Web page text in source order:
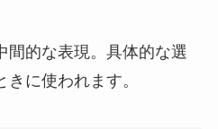
間的な表現。具体的な選
に使われます。